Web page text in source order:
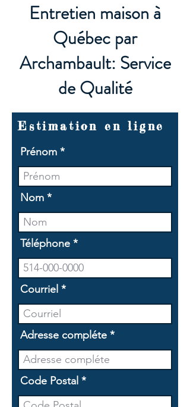
Entretien maison à
Québec par
Archambault: Service
de Qualité
Estimation en ligne
Prénom
Nom
Téléphone
Courriel
Adresse compléte
Code Postal